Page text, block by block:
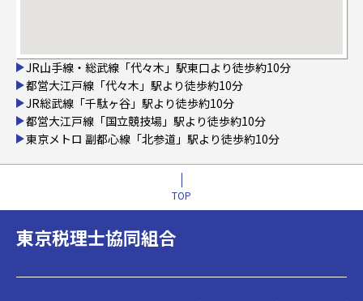
JR山手線・総武線「代々木」駅東口より徒歩約10分
都営大江戸線「代々木」駅より徒歩約10分
JR総武線「千駄ヶ谷」駅より徒歩約10分
都営大江戸線「国立競技場」駅より徒歩約10分
東京メトロ 副都心線「北参道」駅より徒歩約10分
TOP
東京税理士協同組合